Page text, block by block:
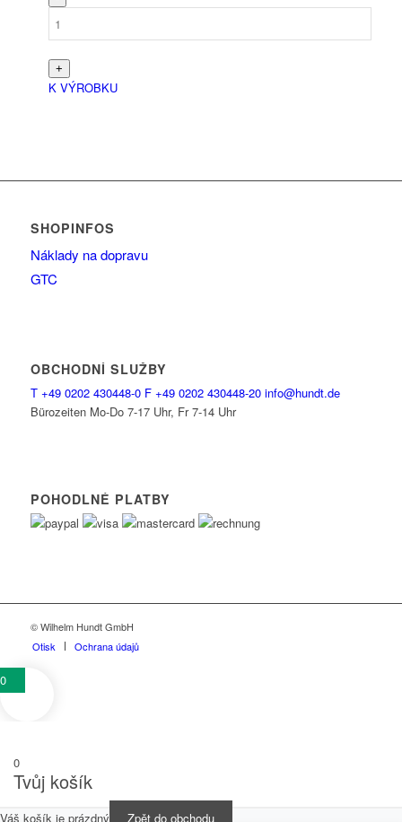
K VÝROBKU
SHOPINFOS
Náklady na dopravu
GTC
OBCHODNÍ SLUŽBY
T +49 0202 430448-0 F +49 0202 430448-20 info@hundt.de
Bürozeiten Mo-Do 7-17 Uhr, Fr 7-14 Uhr
POHODLNÉ PLATBY
© Wilhelm Hundt GmbH
Otisk
Ochrana údajů
0
0
Tvůj košík
Váš košík je prázdný Zpět do obchodu